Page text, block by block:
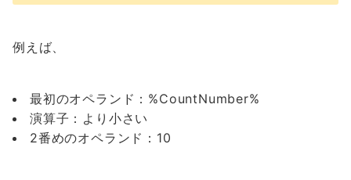
例えば、
最初のオペランド：%CountNumber%
演算子：より小さい
2番めのオペランド：10